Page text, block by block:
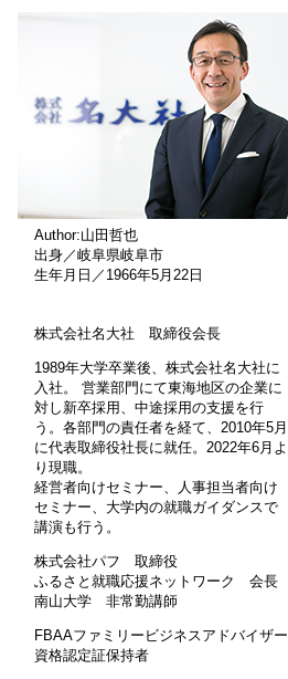
Author:山田哲也
出身／岐阜県岐阜市
生年月日／1966年5月22日
株式会社名大社 取締役会長
1989年大学卒業後、株式会社名大社に
入社。 営業部門にて東海地区の企業に
対し新卒採用、中途採用の支援を行
う。各部門の責任者を経て、2010年5月
に代表取締役社長に就任。2022年6月よ
り現職。
経営者向けセミナー、人事担当者向け
セミナー、大学内の就職ガイダンスで
講演も行う。
株式会社パフ 取締役
ふるさと就職応援ネットワーク 会長
南山大学 非常勤講師
FBAAファミリービジネスアドバイザー
資格認定証保持者